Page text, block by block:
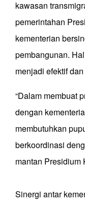
kawasan
pemerintahan
kementerian
pembangunan.
menjadi efektif
“Dalam membuat
dengan
membutuhkan
berkoordinasi
mantan Presidium
Sinergi antar